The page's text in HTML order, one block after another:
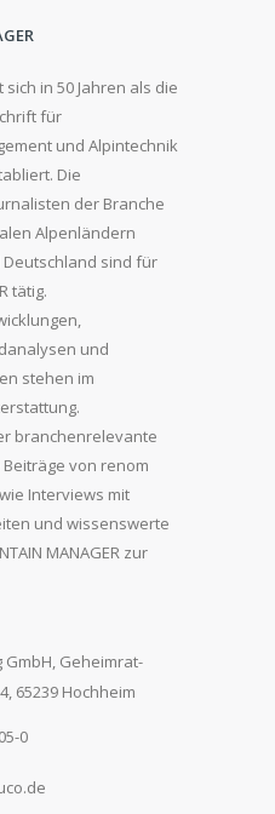
sich in 50 Jahren als die
für
und Alpintechnik
Die
der Branche
Alpenländern
sind für
tätig.
und
stehen im
branchenrelevante
von renom
Interviews mit
und wissenswerte
MANAGER zur
GmbH, Geheimrat-
65239 Hochheim
0